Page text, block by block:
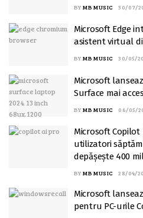
BY MB MUSIC 30/07/
Microsoft Edge
asistent virtual
BY MB MUSIC 30/05/
Microsoft
Surface mai
BY MB MUSIC 06/05/
Microsoft
utilizatori
depășește 400
BY MB MUSIC 28/04/
Microsoft
pentru PC-urile